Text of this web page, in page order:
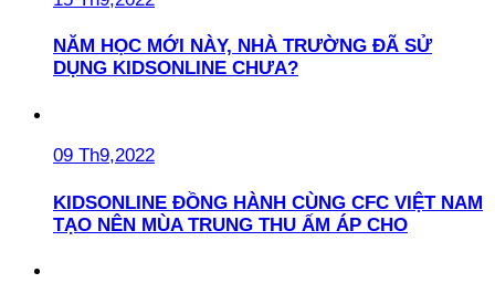
NĂM HỌC MỚI NÀY, NHÀ TRƯỜNG ĐÃ SỬ
DỤNG KIDSONLINE CHƯA?
09 Th9,2022
KIDSONLINE ĐỒNG HÀNH CÙNG CFC VIỆT NAM
TẠO NÊN MÙA TRUNG THU ẤM ÁP CHO